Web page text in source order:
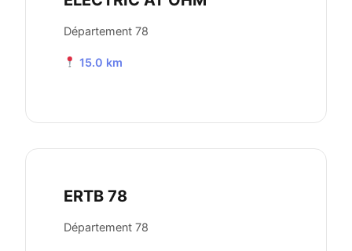
Département 78
15.0 km
ERTB 78
Département 78